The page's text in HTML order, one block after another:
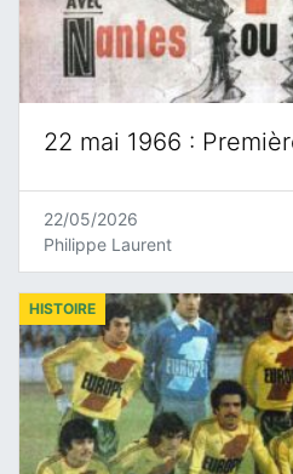
22 mai 1966 :
22/05/2026
Philippe Laurent
HISTOIRE